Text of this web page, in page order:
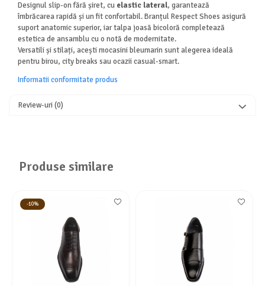
Designul slip-on fără șiret, cu elastic lateral, garantează
îmbrăcarea rapidă și un fit confortabil. Branțul Respect Shoes asigură
suport anatomic superior, iar talpa joasă bicoloră completează
estetica de ansamblu cu o notă de modernitate.
Versatili și stilați, acești mocasini bleumarin sunt alegerea ideală
pentru birou, city breaks sau ocazii casual-smart.
Informatii conformitate produs
Review-uri(0)
Produse similare
-10%